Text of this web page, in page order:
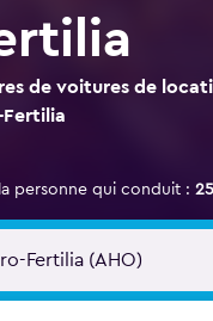
de voitures de
Fertilia
personne qui conduit :